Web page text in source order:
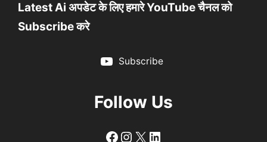
Latest Ai अपडेट के लिए हमारे YouTube चैनल को
Subscribe करे
Subscribe
Follow Us
Follow
Follow
X LinkedIn